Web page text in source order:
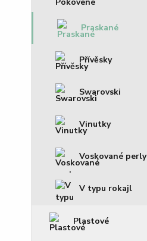
Praskané
Přívěsky
Swarovski
Vinutky
Voskované perly
V typu rokajl
Plastové